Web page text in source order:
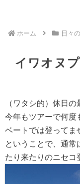
ホーム 日々
イワオヌ
（ワタシ的）休日
今年もツアーで何度
ベートでは登ってま
ということで、通常
たり来たりのニセコ